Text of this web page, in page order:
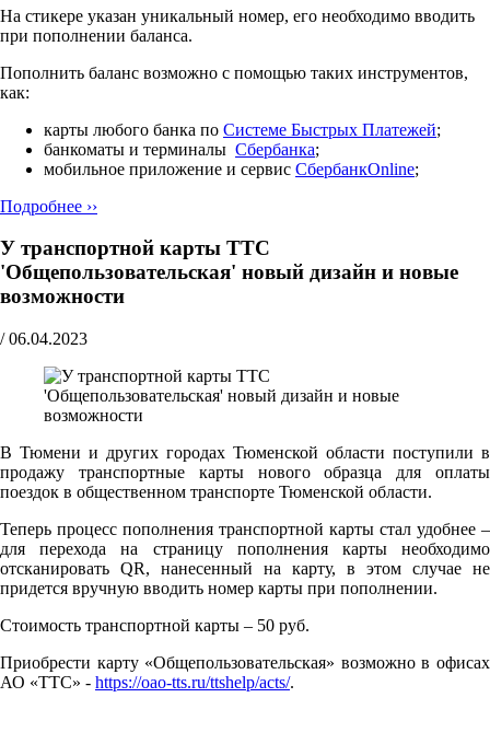
На стикере указан уникальный номер, его необходимо вводить
при пополнении баланса.
Пополнить баланс возможно с помощью таких инструментов,
как:
карты любого банка по Cистеме Быстрых Платежей;
банкоматы и терминалы Сбербанка;
мобильное приложение и сервис СбербанкOnline;
Подробнее ››
У транспортной карты ТТС
'Общепользовательская' новый дизайн и новые
возможности
/ 06.04.2023
В Тюмени и других городах Тюменской области поступили в
продажу транспортные карты нового образца для оплаты
поездок в общественном транспорте Тюменской области.
Теперь процесс пополнения транспортной карты стал удобнее –
для перехода на страницу пополнения карты необходимо
отсканировать QR, нанесенный на карту, в этом случае не
придется вручную вводить номер карты при пополнении.
Стоимость транспортной карты – 50 руб.
Приобрести карту «Общепользовательская» возможно в офисах
АО «ТТС» - https://oao-tts.ru/ttshelp/acts/.